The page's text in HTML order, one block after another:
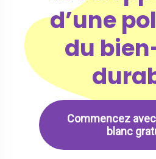
d’une
du
Commencez
blanc